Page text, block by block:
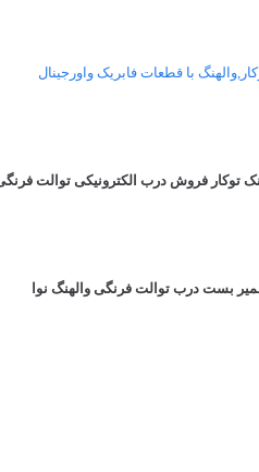
با قطعات فابریک واورجینال
توکار فروش درب الکترونیکی توالت
بست درب توالت فرنگی والهنگ نوا